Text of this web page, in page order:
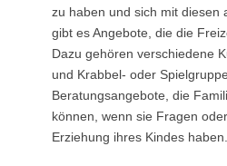
zu haben und sich mit diesen
gibt es Angebote, die die
Dazu gehören verschiedene
und Krabbel- oder
Beratungsangebote, die
können, wenn sie Fragen
Erziehung ihres Kindes haben.